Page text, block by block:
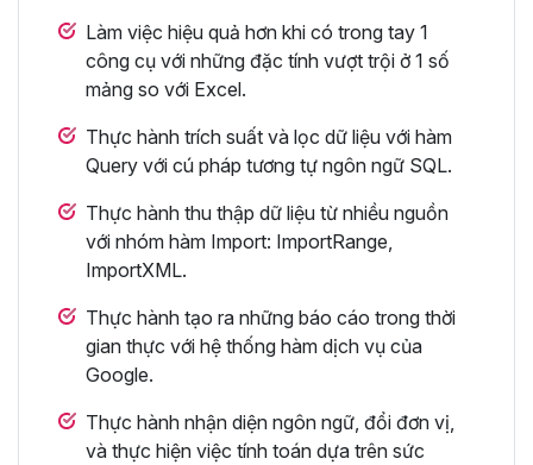
Làm việc hiệu quả hơn khi có trong tay 1
công cụ với những đặc tính vượt trội ở 1 số
mảng so với Excel.
Thực hành trích suất và lọc dữ liệu với hàm
Query với cú pháp tương tự ngôn ngữ SQL.
Thực hành thu thập dữ liệu từ nhiều nguồn
với nhóm hàm Import: ImportRange,
ImportXML.
Thực hành tạo ra những báo cáo trong thời
gian thực với hệ thống hàm dịch vụ của
Google.
Thực hành nhận diện ngôn ngữ, đổi đơn vị,
và thực hiện việc tính toán dựa trên sức